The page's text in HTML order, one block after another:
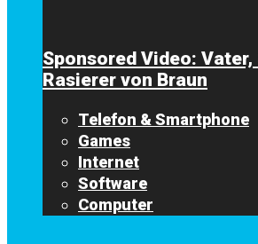
Sponsored Video: Vater,
Rasierer von Braun
Telefon & Smartphone
Games
Internet
Software
Computer